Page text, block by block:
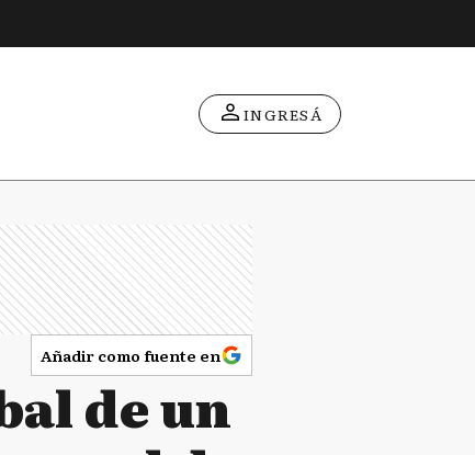
INGRESÁ
Añadir como fuente en
de un